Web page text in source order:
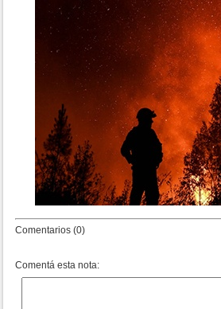
Comentarios (0)
Comentá esta nota: